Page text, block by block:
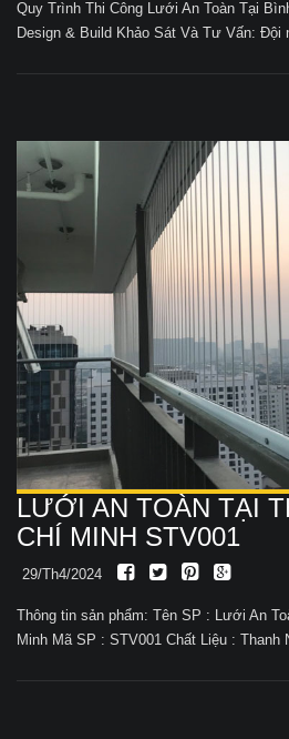
Quy Trình Thi Công Lưới An Toàn Tại
Design & Build Khảo Sát Và Tư Vấn: Đội
LƯỚI AN TOÀN TẠI
CHÍ MINH STV001
29/Th4/2024
Thông tin sản phẩm: Tên SP : Lưới An
Minh Mã SP : STV001 Chất Liệu : Thanh